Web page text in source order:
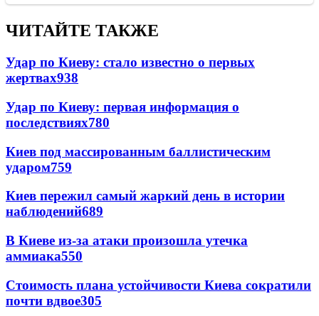
ЧИТАЙТЕ ТАКЖЕ
Удар по Киеву: стало известно о первых
жертвах938
Удар по Киеву: первая информация о
последствиях780
Киев под массированным баллистическим
ударом759
Киев пережил самый жаркий день в истории
наблюдений689
В Киеве из-за атаки произошла утечка
аммиака550
Стоимость плана устойчивости Киева сократили
почти вдвое305